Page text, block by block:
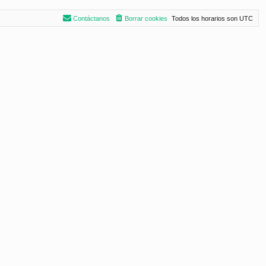
Todos los horarios son UTC
Borrar cookies
Contáctanos